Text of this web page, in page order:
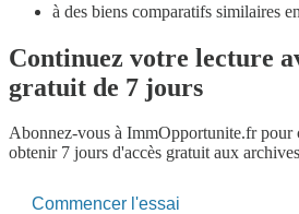
à des biens comparatifs similaires
Continuez votre lecture
gratuit de 7 jours
Abonnez-vous à ImmOpportunite.frpour
obtenir 7 jours d'accès gratuit aux
Commencer l'essai